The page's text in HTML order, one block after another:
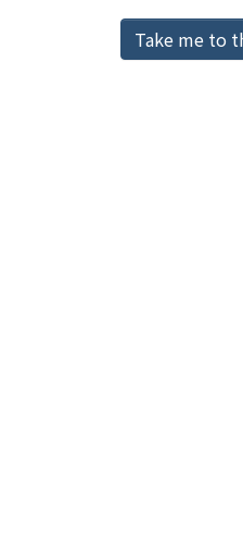
Download Ranking
Take me to